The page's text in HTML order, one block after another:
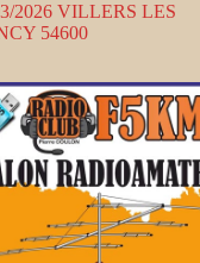
2026 VILLERS LES
54600